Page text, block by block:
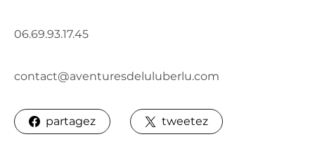
06.69.93.17.45
contact@aventuresdeluluberlu.com
partagez tweetez